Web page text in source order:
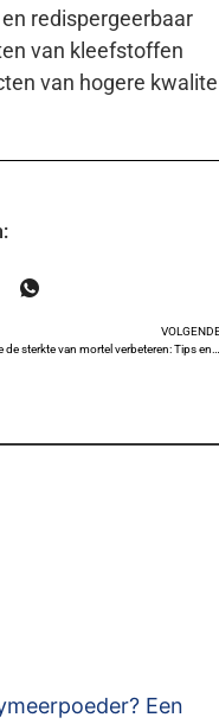
redispergeerbaar
van kleefstoffen
van hogere
Een